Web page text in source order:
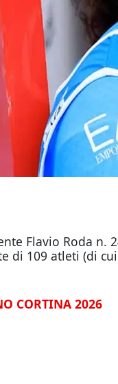
Flavio Roda
di 109 atleti (di
CORTINA 2026